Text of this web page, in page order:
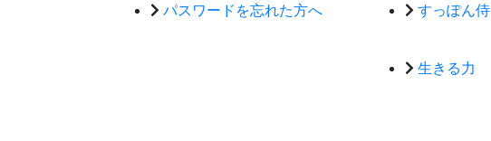
パスワードを忘れた方へ
すっぽん侍
生きる力